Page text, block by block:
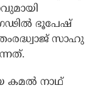
ഭൂപേഷ്
സാഹു
കമല്‍ നാഥ്